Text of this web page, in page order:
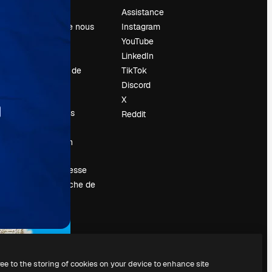
À propos de nous
Tendances de
Événements
Vendre mon
Salle de presse
À la recherche de
Assistance
Instagram
YouTube
LinkedIn
TikTok
Discord
X
Reddit
to the storing of cookies on your device to enhance site